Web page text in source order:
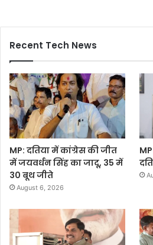
Recent Tech News
MP: दतिया में कांग्रेस की जीत
में जयवर्धन सिंह का जादू, 35 में
30 बूथ जीते
August 6, 2026